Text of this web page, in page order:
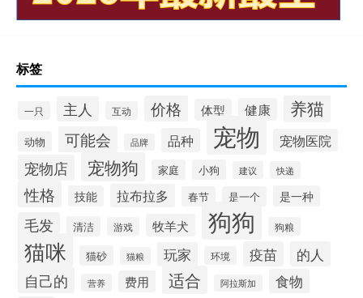
标签
一只 主人 互动 价格 体型 健康 养猫
动物 可能会 品牌 品种 宠物 宠物医院
宠物店 宠物狗 家庭 小狗 建议 快递
性格 技能 拉布拉多 春节 是一个 是一种
毛发 清洁 游戏 牧羊犬 狗狗 狗粮
猫咪 猫砂 猫粮 玩家 环境 疫苗 的人
自己的 营养 费用 适合 阿拉斯加 食物